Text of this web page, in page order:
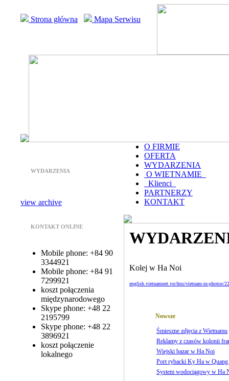
Strona główna Mapa Serwisu
WYDARZENIA
view archive
KONTAKT ONLINE
Mobile phone: +84 90
3344921
Mobile phone: +84 91
7299921
koszt połączenia
międzynarodowego
Skype phone: +48 22
2195799
Skype phone: +48 22
3896921
koszt połączenie
lokalnego
O FIRMIE
OFERTA
WYDARZENIA
O WIETNAMIE
Klienci
PARTNERZY
KONTAKT
Kolej w Ha Noi
english.vietnamnet.vn/fms/vietnam-in-photos/
Nowsze
Śmieszne zdjęcia z Wietnamu
Reklamy z czasów kolonii
Wiejski bazar w Ha Noi
Port rybacki Ky Ha w Quang
System wodociągowy w Ha